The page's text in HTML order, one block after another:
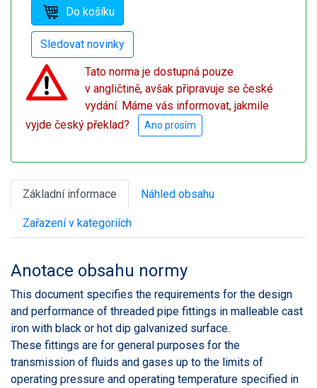
Tato norma je dostupná pouze
v angličtině, avšak připravuje se české
vydání. Máme vás informovat, jakmile
vyjde český překlad?
Ano prosím
Základní informace Náhled obsahu
Zařazení v kategoriích
Anotace obsahu normy
This document specifies the requirements for the design
and performance of threaded pipe fittings in malleable cast
iron with black or hot dip galvanized surface.
These fittings are for general purposes for the
transmission of fluids and gases up to the limits of
operating pressure and operating temperature specified in